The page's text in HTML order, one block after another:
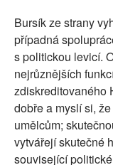
Bursík ze strany
případná
s politickou levicí.
nejrůznějších
zdiskreditovaného
dobře a myslí si,
umělcům;
vytvářejí skutečné
související